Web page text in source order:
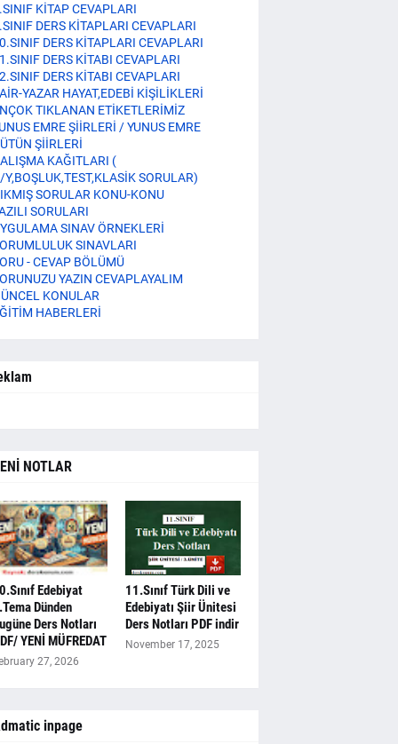
KİTAP CEVAPLARI
DERS KİTAPLARI CEVAPLARI
DERS KİTAPLARI CEVAPLARI
DERS KİTABI CEVAPLARI
DERS KİTABI CEVAPLARI
YAZAR HAYAT,EDEBİ KİŞİLİKLERİ
TIKLANAN ETİKETLERİMİZ
EMRE ŞİİRLERİ / YUNUS EMRE
ŞİİRLERİ
KAĞITLARI (
Y,BOŞLUK,TEST,KLASİK SORULAR)
SORULAR KONU-KONU
SORULARI
SINAV ÖRNEKLERİ
SINAVLARI
- CEVAP BÖLÜMÜ
YAZIN CEVAPLAYALIM
KONULAR
HABERLERİ
NOTLAR
Edebiyat
Dünden
Ders Notları
YENİ MÜFREDAT
27, 2026
11.Sınıf Türk Dili ve
Edebiyatı Şiir Ünitesi
Ders Notları PDF indir
November 17, 2025
inpage